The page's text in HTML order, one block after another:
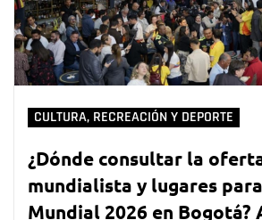
CULTURA, RECREACIÓN Y DEPORTE
¿Dónde consultar la
mundialista y lugares
Mundial 2026 en Bogotá?